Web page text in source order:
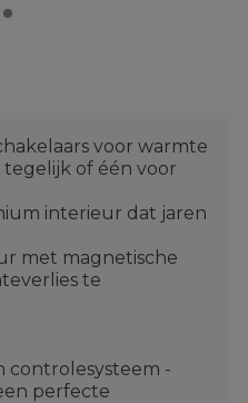
voor warmte
tegelijk of één voor
interieur dat jaren
met magnetische
te
controlesysteem -
perfecte